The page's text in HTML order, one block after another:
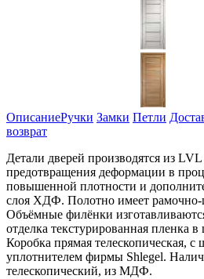
ОписаниеРучки Замки Петли
возврат
Детали дверей производятся из LVL
предотвращения деформации в
повышенной плотности и
слоя ХДФ. Полотно имеет рамочно-
Объёмные филёнки
отделка текстурированная пленка в
Коробка прямая телескопическая,
уплотнителем фирмы Shlegel.
телескопический, из МДФ.